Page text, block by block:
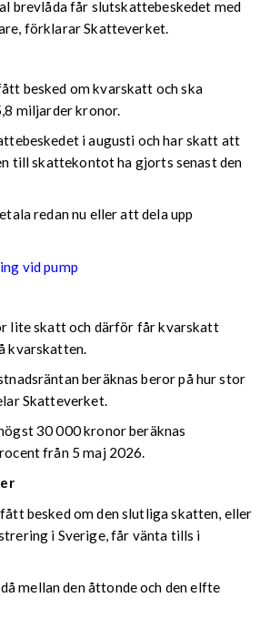
brevlåda får slutskattebeskedet med
förklarar Skatteverket.
besked om kvarskatt och ska
miljarder kronor.
i augusti och har skatt att
till skattekontot ha gjorts senast den
redan nu eller att dela upp
vid pump
lite skatt och därför får kvarskatt
kvarskatten.
beräknas beror på hur stor
Skatteverket.
30 000 kronor beräknas
från 5 maj 2026.
besked om den slutliga skatten, eller
i Sverige, får vänta tills i
mellan den åttonde och den elfte